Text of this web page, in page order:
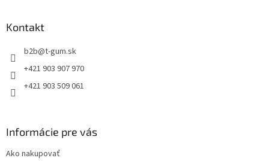
Kontakt
b2b@t-gum.sk
+421 903 907 970
+421 903 509 061
Informácie pre vás
Ako nakupovať